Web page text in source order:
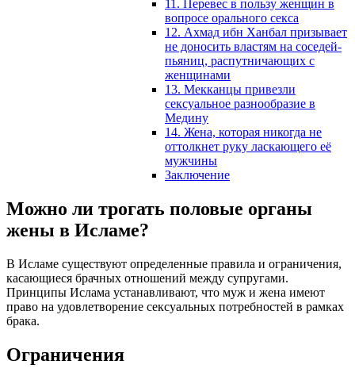
11. Перевес в пользу женщин в
вопросе орального секса
12. Ахмад ибн Ханбал призывает
не доносить властям на соседей-
пьяниц, распутничающих с
женщинами
13. Мекканцы привезли
сексуальное разнообразие в
Медину
14. Жена, которая никогда не
оттолкнет руку ласкающего её
мужчины
Заключение
Можно ли трогать половые органы
жены в Исламе?
В Исламе существуют определенные правила и ограничения,
касающиеся брачных отношений между супругами.
Принципы Ислама устанавливают, что муж и жена имеют
право на удовлетворение сексуальных потребностей в рамках
брака.
Ограничения